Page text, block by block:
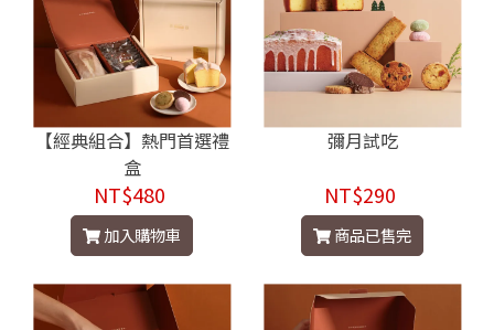
【經典組合】熱門首選禮
盒
NT$480
加入購物車
彌月試吃
NT$290
商品已售完